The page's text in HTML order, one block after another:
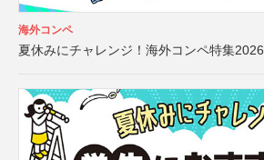
海外コンペ
夏休みにチャレンジ！海外コンペ特集2026